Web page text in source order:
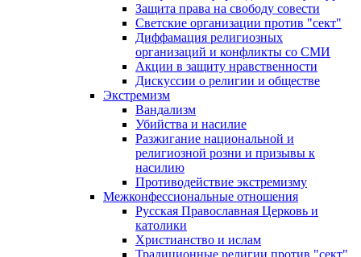
Защита права на свободу совести
Светские организации против "сект"
Диффамация религиозных
организаций и конфликты со СМИ
Акции в защиту нравственности
Дискуссии о религии и обществе
Экстремизм
Вандализм
Убийства и насилие
Разжигание национальной и
религиозной розни и призывы к
насилию
Противодействие экстремизму
Межконфессиональные отношения
Русская Православная Церковь и
католики
Христианство и ислам
Традиционные религии против "сект"